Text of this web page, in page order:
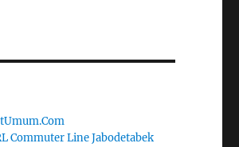
Commuter Line Jabodetabek